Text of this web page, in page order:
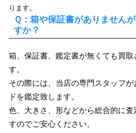
ります。
Ｑ：箱や保証書がありません
すか？
箱、保証書、鑑定書が無くても買取
す。
その際には、当店の専門スタッフ
ドを鑑定致します。
色、大きさ、形などから総合的に査
すのでご安心ください。